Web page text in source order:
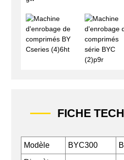
FICHE
Modèle BYC300